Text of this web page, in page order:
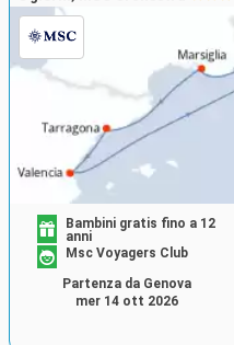
Bambini gratis fino a 12
anni
Msc Voyagers Club
Partenza da Genova
mer 14 ott 2026